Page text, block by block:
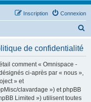
Connexion
Inscription
de confidentialité
comment « Omnispace -
ci-après par « nous »,
» et
clavardage ») et phpBB
Limited ») utilisent toutes